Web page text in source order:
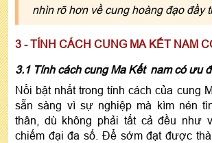
nhìn rõ hơn về cung hoàng đạo đầy
3 - TÍNH CÁCH CUNG MA KẾT NAM
3.1 Tính cách cung Ma Kết nam có ưu
Nổi bật nhất trong tính cách của cung
sẵn sàng vì sự nghiệp mà kìm nén
thân, dù không phải tất cả đều như
chiếm đại đa số. Để sớm đạt được